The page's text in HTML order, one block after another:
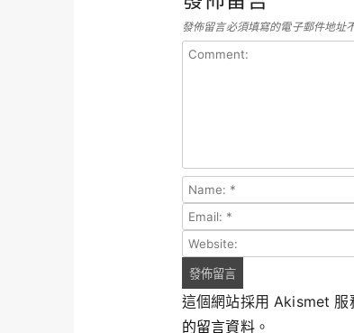
發佈留言必須填寫的電子郵件地址
這個網站採用 Akismet 服
的留言資料。